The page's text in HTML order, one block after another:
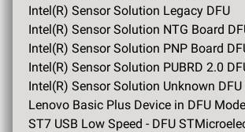
Intel(R) Sensor Solution Legacy DFU
Intel(R) Sensor Solution NTG Board
Intel(R) Sensor Solution PNP Board
Intel(R) Sensor Solution PUBRD 2.0
Intel(R) Sensor Solution Unknown DFU
Lenovo Basic Plus Device in DFU Mode